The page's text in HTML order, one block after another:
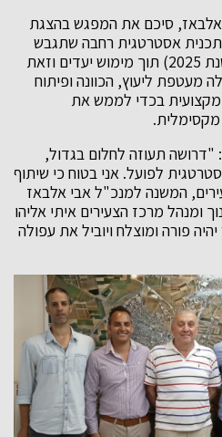
אלבאז, סיכם את המפגש בהצגת
אסטרטגית רחבה שתגבש
דרך פעולה לטווח ארוך (עד שנת 2025) תוך מימוש יעדים וזאת
מעטפת ליעוץ, הכוונה ופיתוח
בכדי לממש את
מקסימלית.
"דרושה תעוזה לחלום בגדול,
לפועל. אני בטוח כי שיתוף
המשנה למנכ"ל אבי אלבאז
ומנהל מרכז הצעירים איתי אליהו
פורה ומוצלח ויוביל את עפולה